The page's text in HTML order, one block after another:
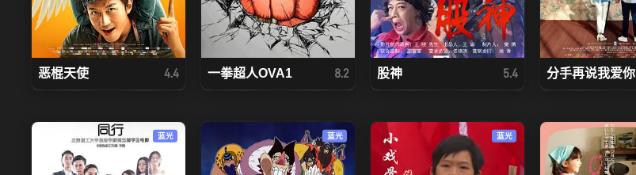
恶棍天使 4.4 一拳超人OVA1 8.2 股神 5.4 分手再说我爱你
蓝光 蓝光 蓝光